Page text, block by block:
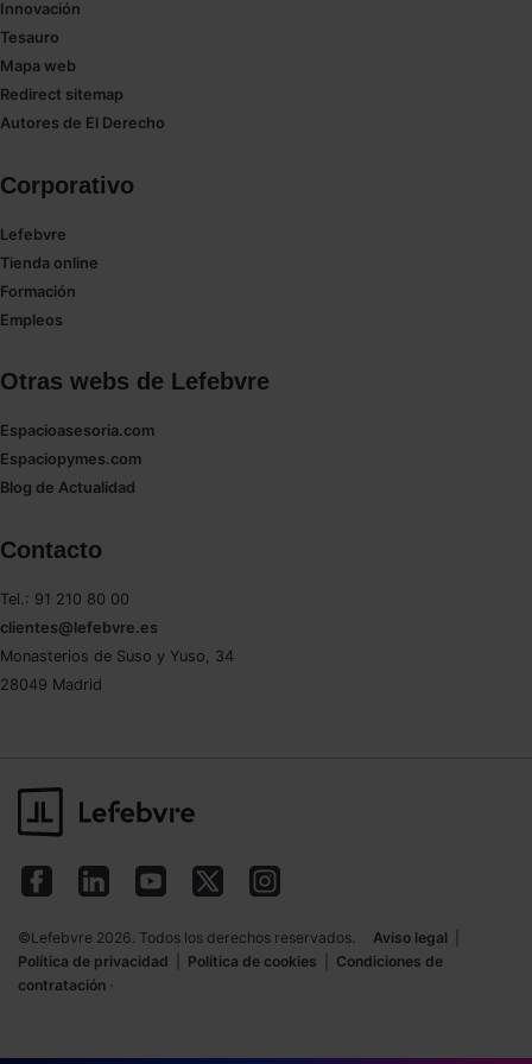
Innovación
Tesauro
Mapa web
Redirect sitemap
Autores de El Derecho
Corporativo
Lefebvre
Tienda online
Formación
Empleos
Otras webs de Lefebvre
Espacioasesoria.com
Espaciopymes.com
Blog de Actualidad
Contacto
Tel.: 91 210 80 00
clientes@lefebvre.es
Monasterios de Suso y Yuso, 34
28049 Madrid
©Lefebvre 2026. Todos los derechos reservados. Aviso legal
Política de privacidad
Política de cookies
Condiciones de
contratación ·